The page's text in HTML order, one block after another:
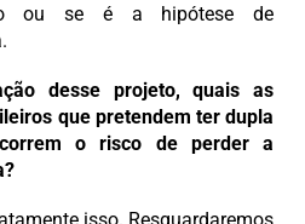
ou se é a hipótese de
desse projeto, quais as
que pretendem ter dupla
o risco de perder a